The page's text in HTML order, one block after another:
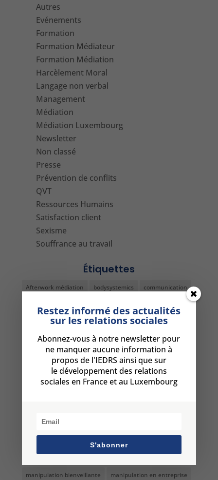
Autres
Evénements
Formation
Formation Médiateur
Formation Médiation
Harcèlement Moral
Langage non verbal
Management
Médiation
Médiation Luxembourg
Newsletter
Non classé
Presse
Prévention de conflits
QVT
Ressources Humains
Satisfaction client
Sexisme
Souffrance au travail
Étiquettes
Afterwork médiation bodysystemics communication
conference médiation conflit conférence RH
conseil decoder non-verbal devenir médiateur
diplome médiateur
formation comportement formation DRH Paris
Formation résolution conflits Paris
harcèlement moral au travail
manipulation bienveillante manipulation en entreprise
Restez informé des actualités
sur les relations sociales
Abonnez-vous à notre newsletter pour
ne manquer aucune information à
propos de l'IEDRS ainsi que sur
le développement des relations
sociales en France et au Luxembourg
S'abonner